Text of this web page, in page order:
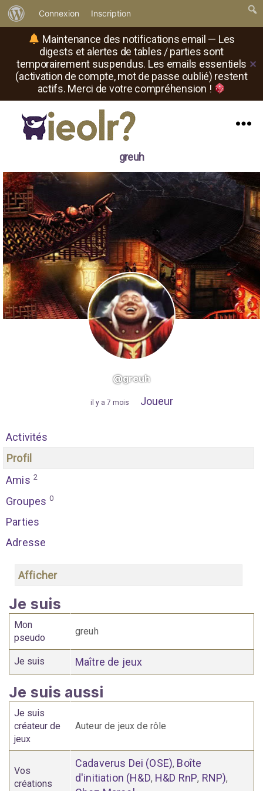
Maintenance des notifications email — Les
digests et alertes de tables / parties sont
temporairement suspendus. Les emails essentiels
(activation de compte, mot de passe oublié) restent
actifs. Merci de votre compréhension !
✕
propos
de
WordPress
Connexion Inscription
où
le
rôliste
?
greuh
@greuh
il y a 7 mois Joueur
Activités
Profil
Amis 2
Groupes 0
Parties
Adresse
Afficher
Je suis
Mon
pseudo
greuh
Je suis Maître de jeux
Je suis aussi
Je suis
créateur de
jeux
Auteur de jeux de rôle
Vos
créations
Cadaverus Dei (OSE), Boîte
d'initiation (H&D, H&D RnP, RNP),